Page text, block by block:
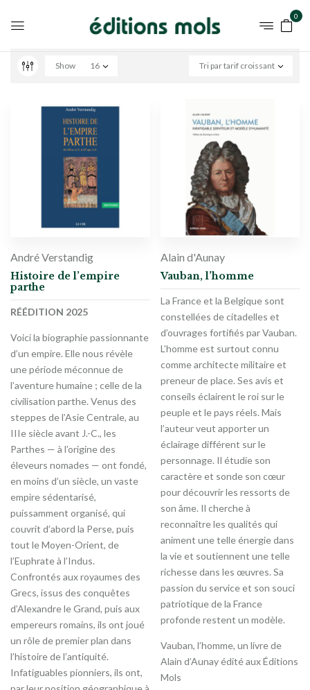
0
Tri par tarif croissant
Show 16
André Verstandig
Histoire de l’empire
parthe
RÉÉDITION 2025
Voici la biographie passionnante
d’un empire. Elle nous révèle
une période méconnue de
l’aventure humaine ; celle de la
civilisation parthe. Venus des
steppes de l’Asie Centrale, au
IIIe siècle avant J.-C., les
Parthes — à l’origine des
éleveurs nomades — ont fondé,
en moins d’un siècle, un vaste
empire sédentarisé,
puissamment organisé, qui
couvrit d’abord la Perse, puis
tout le Moyen-Orient, de
l’Euphrate à l’Indus.
Confrontés aux royaumes des
Grecs, issus des conquêtes
d’Alexandre le Grand, puis aux
empereurs romains, ils ont joué
un rôle de premier plan dans
l’histoire de l’antiquité.
Infatiguables pionniers, ils ont,
Alain d'Aunay
Vauban, l’homme
La France et la Belgique sont
constellées de citadelles et
d’ouvrages fortifiés par Vauban.
L’homme est surtout connu
comme architecte militaire et
preneur de place. Ses avis et
conseils éclairent le roi sur le
peuple et le pays réels. Mais
l’auteur veut apporter un
éclairage différent sur le
personnage. Il étudie son
caractère et sonde son cœur
pour découvrir les ressorts de
son âme. Il cherche à
reconnaître les qualités qui
animent une telle énergie dans
la vie et soutiennent une telle
richesse dans les œuvres. Sa
passion du service et son souci
patriotique de la France
profonde restent un modèle.
Vauban, l’homme, un livre de
Alain d’Aunay édité aux Éditions
Mols